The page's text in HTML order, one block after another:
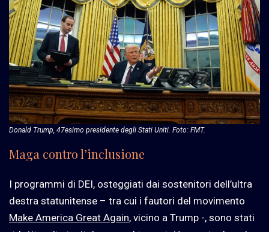
Donald Trump, 47esimo presidente degli Stati Uniti. Foto: FMT.
Maga contro l’inclusione
I programmi di DEI, osteggiati dai sostenitori dell’ultra
destra statunitense – tra cui i fautori del movimento
Make America Great Again, vicino a Trump -, sono stati